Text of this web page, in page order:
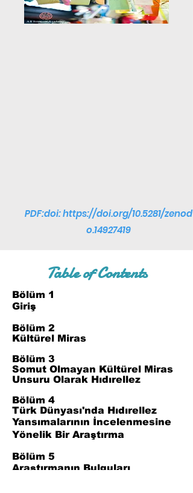
PDF:doi:https://doi.org/10.5281/zenod
o.14927419
Table of Contents
Bölüm 1
Giriş
Bölüm 2
Kültürel Miras
Bölüm 3
Somut Olmayan Kültürel Miras
Unsuru Olarak Hıdırellez
Bölüm 4
Türk Dünyası'nda Hıdırellez
Yansımalarının İncelenmesine
Yönelik Bir Araştırma
Bölüm 5
Araştırmanın Bulguları